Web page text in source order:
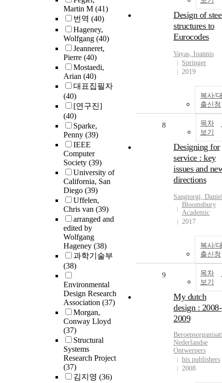
Martin M (41)
번역 (40)
Hageney,
Wolfgang (40)
Jeanneret,
Pierre (40)
Mostaedi,
Arian (40)
대표집필자
(40)
[연구진]
(40)
Sparke,
Penny (39)
IEEE
Computer
Society (39)
University of
California, San
Diego (39)
Uffelen,
Chris van (39)
arranged and
edited by
Wolfgang
Hageney (38)
과학기술부
(38)
Environmental
Design Research
Association (37)
Morgan,
Conway Lloyd
(37)
Structural
Systems
Research Project
(37)
김지영 (36)
Design of
structures to
Eurocodes
Vayas, Ioannis
Springer
2019
복사/
출신청
목차
보기
8
Designing for
service : key
issues and
directions
Sangiorgi,
Bloomsbury
Academic
2017
복사/
출신청
목차
보기
9
My dutch
design : 2008-
2009
Nederlandse
Ontwerpers
bis publishers
2008